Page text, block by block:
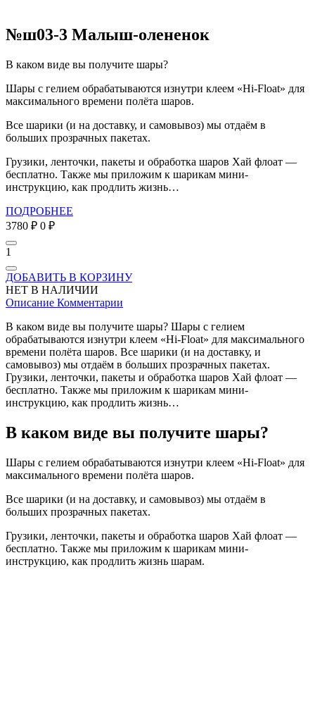
№ш03-3 Малыш-олененок
В каком виде вы получите шары?
Шары с гелием обрабатываются изнутри клеем «Hi-Float» для
максимального времени полёта шаров.
Все шарики (и на доставку, и самовывоз) мы отдаём в
больших прозрачных пакетах.
Грузики, ленточки, пакеты и обработка шаров Хай флоат —
бесплатно. Также мы приложим к шарикам мини-
инструкцию, как продлить жизнь…
ПОДРОБНЕЕ
3780 ₽ 0 ₽
1
ДОБАВИТЬ В КОРЗИНУ
НЕТ В НАЛИЧИИ
Описание Комментарии
В каком виде вы получите шары? Шары с гелием
обрабатываются изнутри клеем «Hi-Float» для максимального
времени полёта шаров. Все шарики (и на доставку, и
самовывоз) мы отдаём в больших прозрачных пакетах.
Грузики, ленточки, пакеты и обработка шаров Хай флоат —
бесплатно. Также мы приложим к шарикам мини-
инструкцию, как продлить жизнь…
В каком виде вы получите шары?
Шары с гелием обрабатываются изнутри клеем «Hi-Float» для
максимального времени полёта шаров.
Все шарики (и на доставку, и самовывоз) мы отдаём в
больших прозрачных пакетах.
Грузики, ленточки, пакеты и обработка шаров Хай флоат —
бесплатно. Также мы приложим к шарикам мини-
инструкцию, как продлить жизнь шарам.